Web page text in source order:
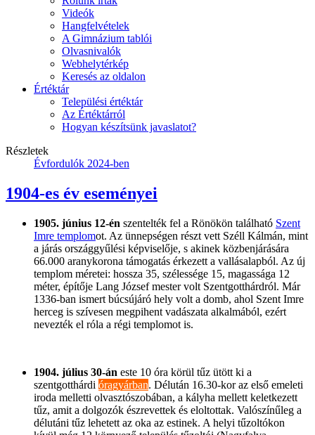
Videók
Hangfelvételek
A Gimnázium tablói
Olvasnivalók
Webhelytérkép
Keresés az oldalon
Értéktár
Települési értéktár
Az Értéktárról
Hogyan készítsünk javaslatot?
Részletek
Évfordulók 2024-ben
1904-es év eseményei
1905. június 12-én szentelték fel a Rönökön található Szent
Imre templomot. Az ünnepségen részt vett Széll Kálmán, mint
a járás országgyűlési képviselője, s akinek közbenjárására
66.000 aranykorona támogatás érkezett a vallásalapból. Az új
templom méretei: hossza 35, szélessége 15, magassága 12
méter, építője Lang József mester volt Szentgotthárdról. Már
1336-ban ismert búcsújáró hely volt a domb, ahol Szent Imre
herceg is szívesen megpihent vadászata alkalmából, ezért
nevezték el róla a régi templomot is.
1904. július 30-án este 10 óra körül tűz ütött ki a
szentgotthárdi óragyárban. Délután 16.30-kor az első emeleti
iroda melletti olvasztószobában, a kályha mellett keletkezett
tűz, amit a dolgozók észrevettek és eloltottak. Valószínűleg a
délutáni tűz lehetett az oka az estinek. A helyi tűzoltókon